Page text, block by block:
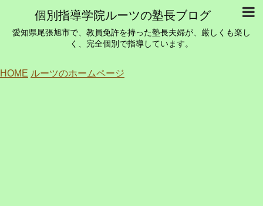
個別指導学院ルーツの塾長ブログ
愛知県尾張旭市で、教員免許を持った塾長夫婦が、厳しくも楽し
く、完全個別で指導しています。
HOME ルーツのホームページ